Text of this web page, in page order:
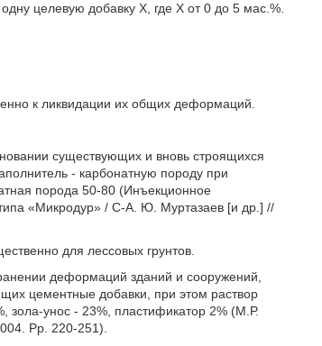
целевую добавку Х, где Х от 0 до 5 мас.%.
к ликвидации их общих деформаций.
существующих и вновь строящихся
- карбонатную породу при
порода 50-80 (Инъекционное
«Микродур» / С-А. Ю. Муртазаев [и др.] //
для лессовых грунтов.
деформаций зданий и сооружений,
цементные добавки, при этом раствор
зола-унос - 23%, пластификатор 2% (М.Р.
Pp. 220-251).